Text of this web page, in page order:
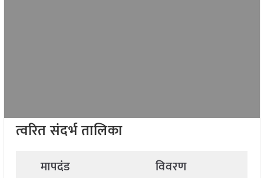
त्वरित संदर्भ तालिका
मापदंड
विवरण